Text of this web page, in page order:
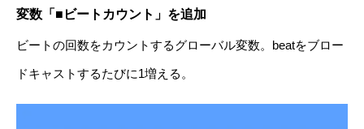
変数「■ビートカウント」を追加
ビートの回数をカウントするグローバル変数。beatをブロー
ドキャストするたびに1増える。